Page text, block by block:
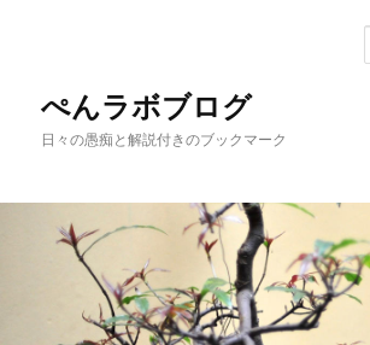
ぺんラボブログ
日々の愚痴と解説付きのブックマーク